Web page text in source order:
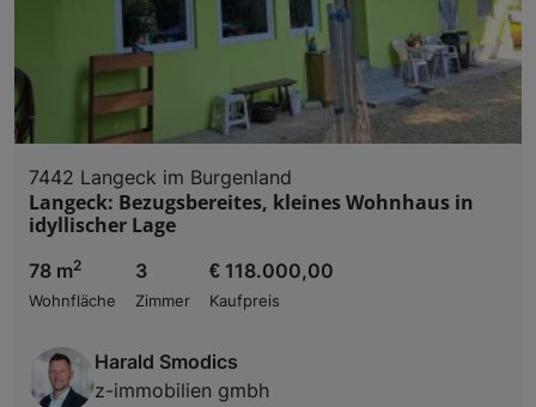
7442 Langeck im Burgenland
Langeck: Bezugsbereites, kleines Wohnhaus in
idyllischer Lage
78 m2
Wohnfläche
3
Zimmer
€ 118.000,00
Kaufpreis
Harald Smodics
z-immobilien gmbh